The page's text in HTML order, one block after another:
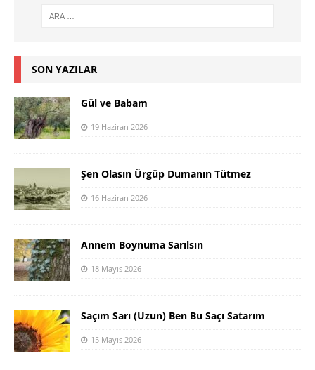
SON YAZILAR
Gül ve Babam
19 Haziran 2026
Şen Olasın Ürgüp Dumanın Tütmez
16 Haziran 2026
Annem Boynuma Sarılsın
18 Mayıs 2026
Saçım Sarı (Uzun) Ben Bu Saçı Satarım
15 Mayıs 2026